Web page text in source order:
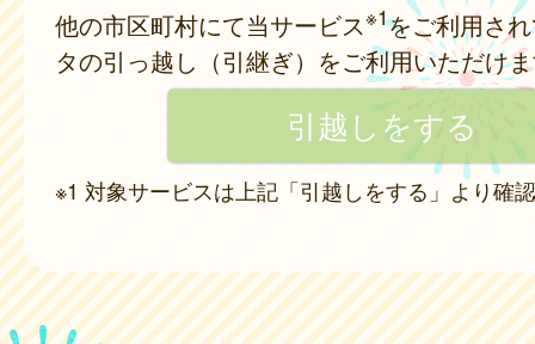
他の市区町村にて当サービス※1をご利用さ
タの引っ越し（引継ぎ）をご利用いただけ
※1 対象サービスは上記「引越しをする」より確